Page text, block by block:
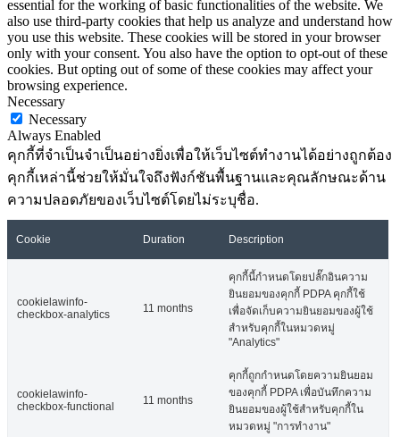
essential for the working of basic functionalities of the website. We
also use third-party cookies that help us analyze and understand how
you use this website. These cookies will be stored in your browser
only with your consent. You also have the option to opt-out of these
cookies. But opting out of some of these cookies may affect your
browsing experience.
Necessary
Necessary
Always Enabled
คุกกี้ที่จำเป็นจำเป็นอย่างยิ่งเพื่อให้เว็บไซต์ทำงานได้อย่างถูกต้อง
คุกกี้เหล่านี้ช่วยให้มั่นใจถึงฟังก์ชันพื้นฐานและคุณลักษณะด้าน
ความปลอดภัยของเว็บไซต์โดยไม่ระบุชื่อ.
Cookie Duration Description
cookielawinfo-
checkbox-analytics
11 months
คุกกี้นี้กำหนดโดยปลั๊กอินความ
ยินยอมของคุกกี้ PDPA คุกกี้ใช้
เพื่อจัดเก็บความยินยอมของผู้ใช้
สำหรับคุกกี้ในหมวดหมู่
"Analytics"
cookielawinfo-
checkbox-functional
11 months
คุกกี้ถูกกำหนดโดยความยินยอม
ของคุกกี้ PDPA เพื่อบันทึกความ
ยินยอมของผู้ใช้สำหรับคุกกี้ใน
หมวดหมู่ "การทำงาน"